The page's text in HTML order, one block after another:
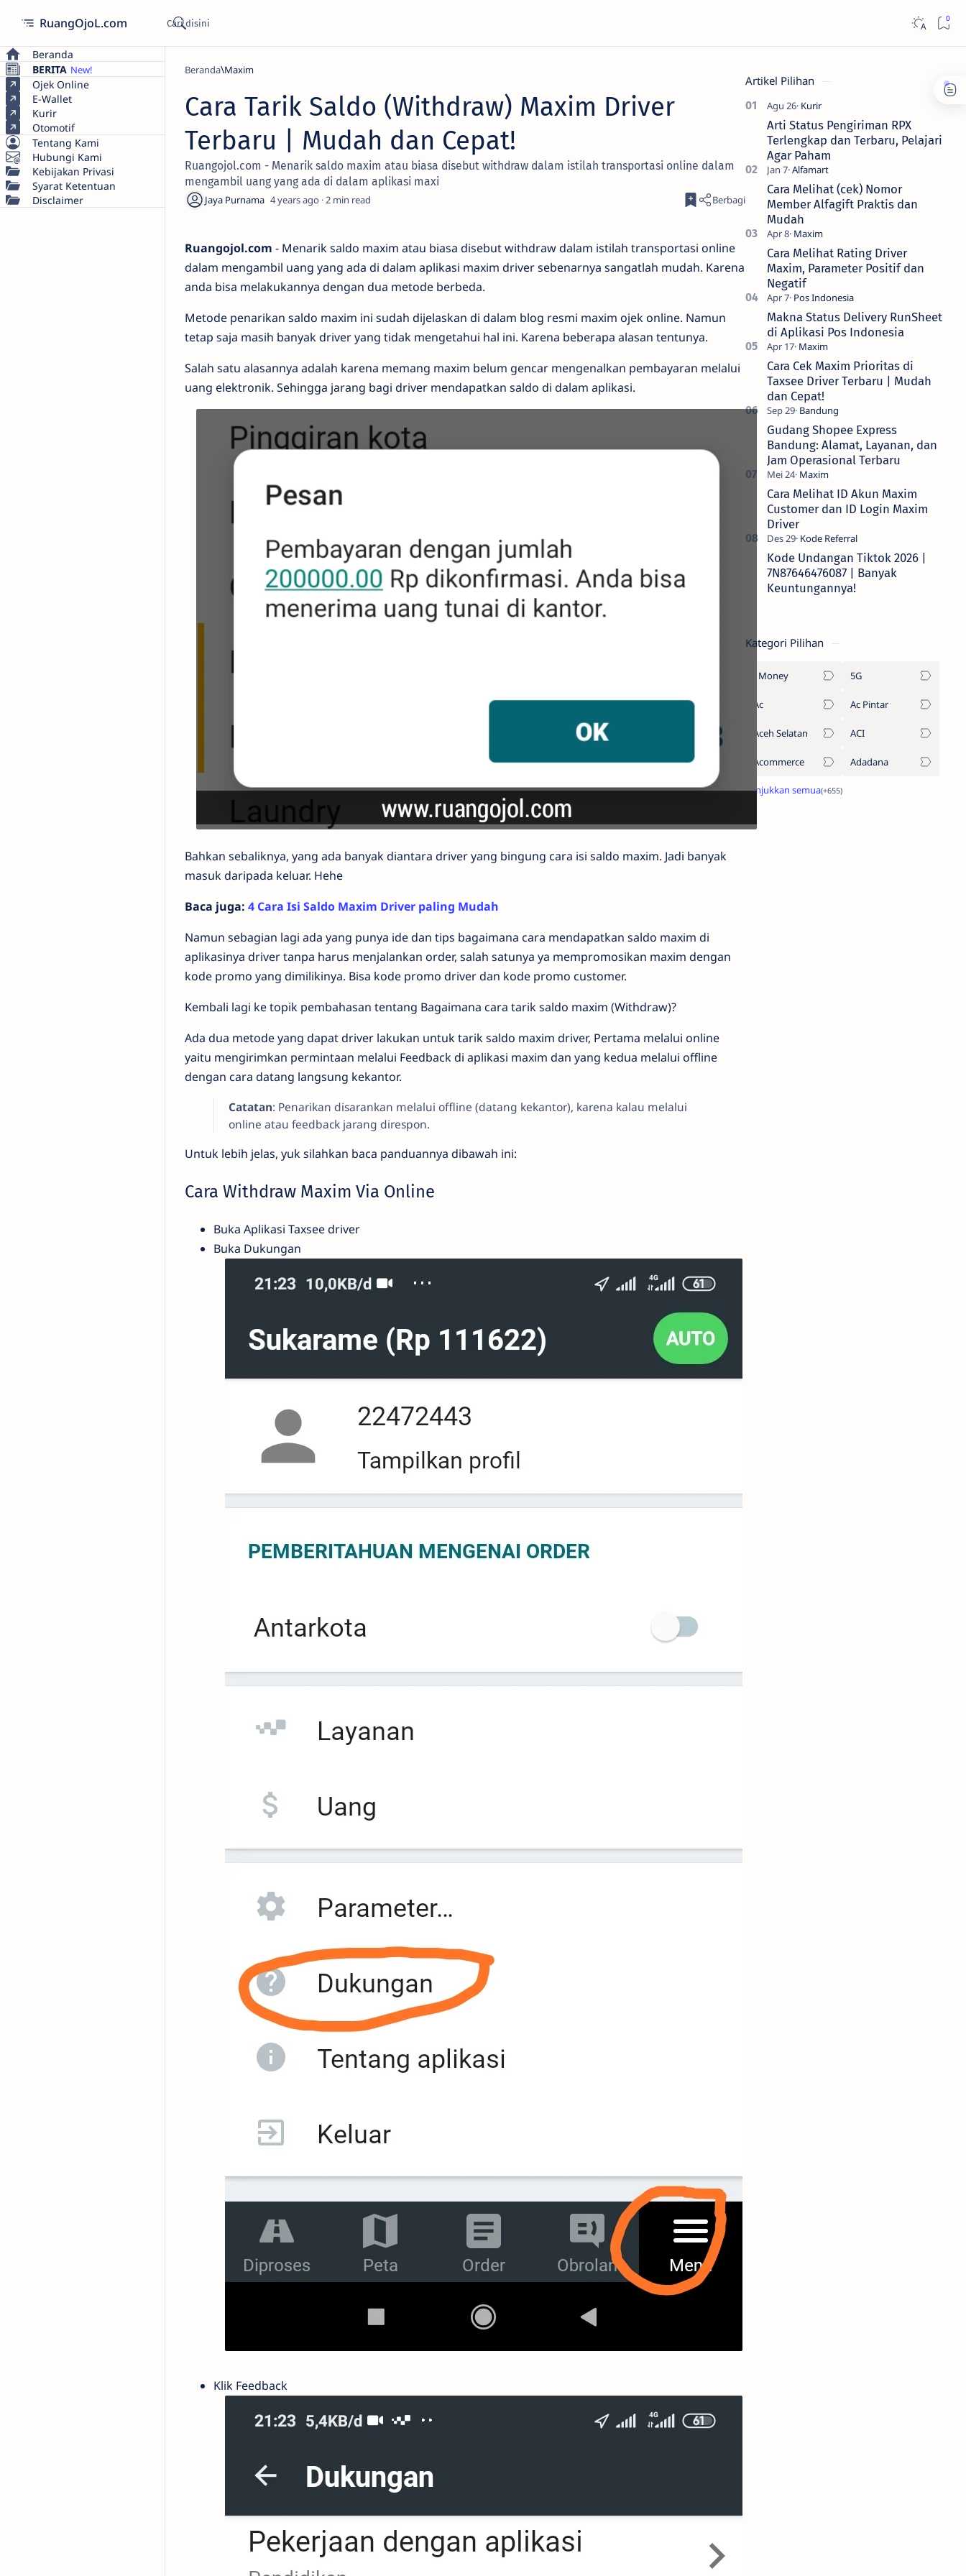
RuangOjoL.com
Beranda
BERITA
Ojek Online
E-Wallet
Kurir
Otomotif
Tentang Kami
Hubungi Kami
Kebijakan Privasi
Syarat Ketentuan
Disclaimer
Beranda Maxim
Cara Tarik Saldo (Withdraw) Maxim Driver
Terbaru | Mudah dan Cepat!
Ruangojol.com - Menarik saldo maxim atau biasa disebut withdraw dalam istilah transportasi online dalam
mengambil uang yang ada di dalam aplikasi maxi
4 years ago 2
Ruangojol.com - Menarik saldo maxim atau biasa disebut withdraw dalam istilah transportasi online
dalam mengambil uang yang ada di dalam aplikasi maxim driver sebenarnya sangatlah mudah. Karena
anda bisa melakukannya dengan dua metode berbeda.
Metode penarikan saldo maxim ini sudah dijelaskan di dalam blog resmi maxim ojek online. Namun
tetap saja masih banyak driver yang tidak mengetahui hal ini. Karena beberapa alasan tentunya.
Salah satu alasannya adalah karena memang maxim belum gencar mengenalkan pembayaran melalui
uang elektronik. Sehingga jarang bagi driver mendapatkan saldo di dalam aplikasi.
Bahkan sebaliknya, yang ada banyak diantara driver yang bingung cara isi saldo maxim. Jadi banyak
masuk daripada keluar. Hehe
Baca juga: 4 Cara Isi Saldo Maxim Driver paling Mudah
Namun sebagian lagi ada yang punya ide dan tips bagaimana cara mendapatkan saldo maxim di
aplikasinya driver tanpa harus menjalankan order, salah satunya ya mempromosikan maxim dengan
kode promo yang dimilikinya. Bisa kode promo driver dan kode promo customer.
Kembali lagi ke topik pembahasan tentang Bagaimana cara tarik saldo maxim (Withdraw)?
Ada dua metode yang dapat driver lakukan untuk tarik saldo maxim driver, Pertama melalui online
yaitu mengirimkan permintaan melalui Feedback di aplikasi maxim dan yang kedua melalui offline
dengan cara datang langsung kekantor.
Catatan: Penarikan disarankan melalui offline (datang kekantor), karena kalau melalui
online atau feedback jarang direspon.
Untuk lebih jelas, yuk silahkan baca panduannya dibawah ini:
Cara Withdraw Maxim Via Online
Buka Aplikasi Taxsee driver
Buka Dukungan
Klik Feedback
Artikel Pilihan
Arti Status Pengiriman RPX
Terlengkap dan Terbaru, Pelajari
Agar Paham
Cara Melihat (cek) Nomor
Member Alfagift Praktis dan
Mudah
Cara Melihat Rating Driver
Maxim, Parameter Positif dan
Negatif
Makna Status Delivery RunSheet
di Aplikasi Pos Indonesia
Cara Cek Maxim Prioritas di
Taxsee Driver Terbaru | Mudah
dan Cepat!
Gudang Shopee Express
Bandung: Alamat, Layanan, dan
Jam Operasional Terbaru
Cara Melihat ID Akun Maxim
Customer dan ID Login Maxim
Driver
Kode Undangan Tiktok 2026 |
7N87646476087 | Banyak
Keuntungannya!
Kategori Pilihan
1Money 5G
Ac Ac Pintar
Aceh Selatan ACI
Acommerce Adadana